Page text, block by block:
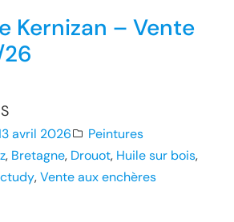
Kernizan – Vente
avril 2026
Peintures
, Bretagne, Drouot, Huile sur bois,
, Vente aux enchères